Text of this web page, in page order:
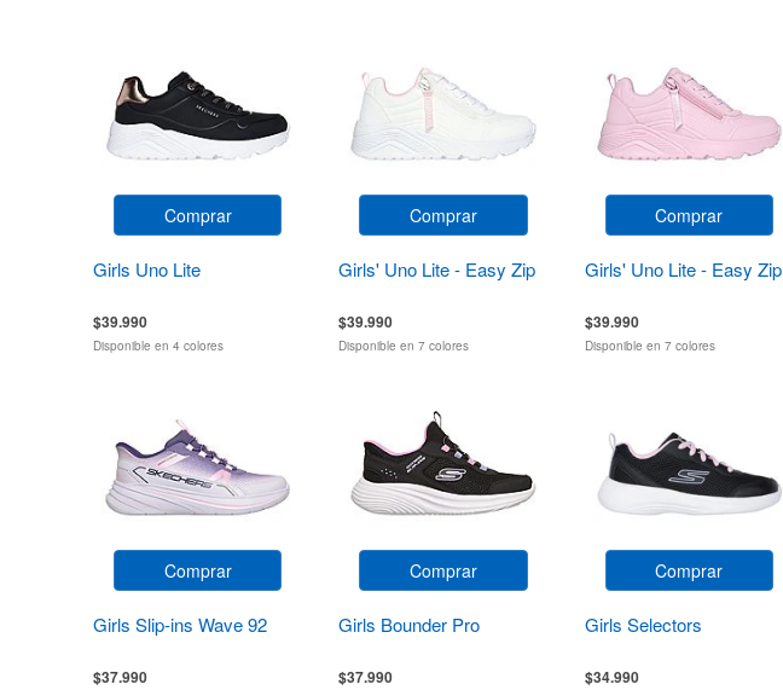
Comprar
Girls Uno Lite
$39.990
Disponible en 4 colores
Comprar
Girls' Uno Lite - Easy Zip
$39.990
Disponible en 7 colores
Comprar
Girls' Uno Lite - Easy Zip
$39.990
Disponible en 7 colores
Comprar
Girls Slip-ins Wave 92
$37.990
Comprar
Girls Bounder Pro
$37.990
Comprar
Girls Selectors
$34.990